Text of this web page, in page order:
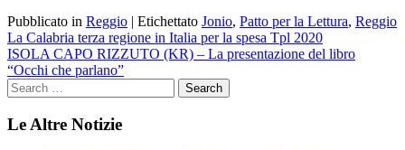
Pubblicato in Reggio | Etichettato Jonio, Patto per la Lettura, Reggio
Navigazione
articoli
La Calabria terza regione in Italia per la spesa Tpl 2020
ISOLA CAPO RIZZUTO (KR) – La presentazione del libro
“Occhi che parlano”
Le Altre Notizie